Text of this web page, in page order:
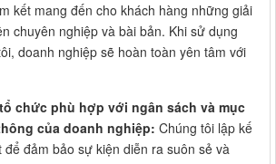
kết mang đến cho khách hàng những giải
chuyên nghiệp và bài bản. Khi sử dụng
doanh nghiệp sẽ hoàn toàn yên tâm với
chức phù hợp với ngân sách và mục
của doanh nghiệp: Chúng tôi lập kế
để đảm bảo sự kiện diễn ra suôn sẻ và